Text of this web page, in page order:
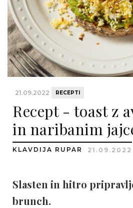
21.09.2022 RECEPTI
Recept - toast z
in naribanim
KLAVDIJA RUPAR 21.09.2022
Slasten in hitro
brunch.